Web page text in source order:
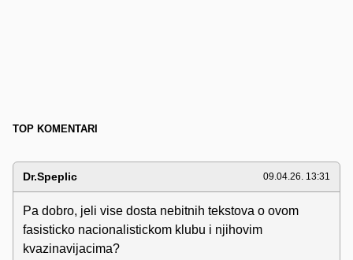
TOP KOMENTARI
Dr.Speplic 09.04.26. 13:31
Pa dobro, jeli vise dosta nebitnih tekstova o ovom
fasisticko nacionalistickom klubu i njihovim
kvazinavijacima?